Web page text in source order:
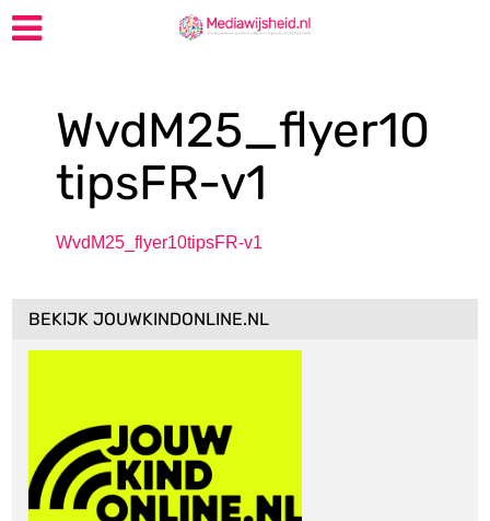
WvdM25_flyer10
tipsFR-v1
WvdM25_flyer10tipsFR-v1
BEKIJK JOUWKINDONLINE.NL